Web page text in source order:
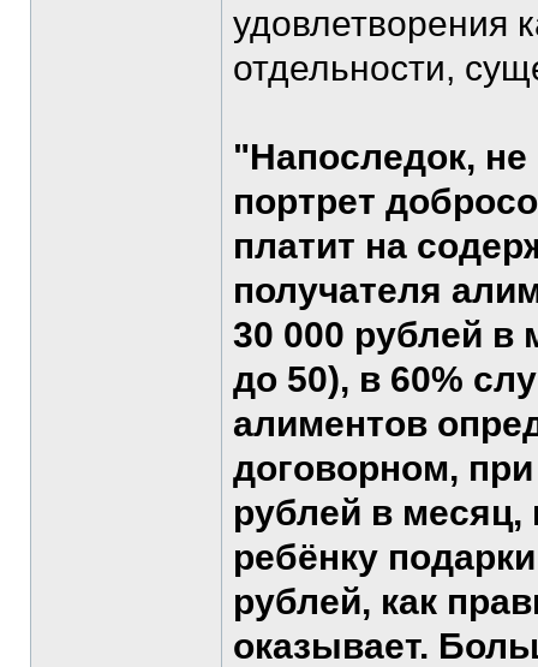
удовлетворения
отдельности,
"Напоследок,
портрет
платит на
получателя
30 000 рублей в
до 50), в 60%
алиментов
договорном,
рублей в месяц,
ребёнку
рублей, как
оказывает.